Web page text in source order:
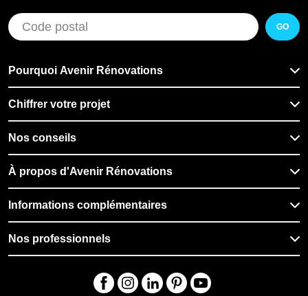
GO
Pourquoi Avenir Rénovations
Chiffrer votre projet
Nos conseils
À propos d'Avenir Rénovations
Informations complémentaires
Nos professionnels